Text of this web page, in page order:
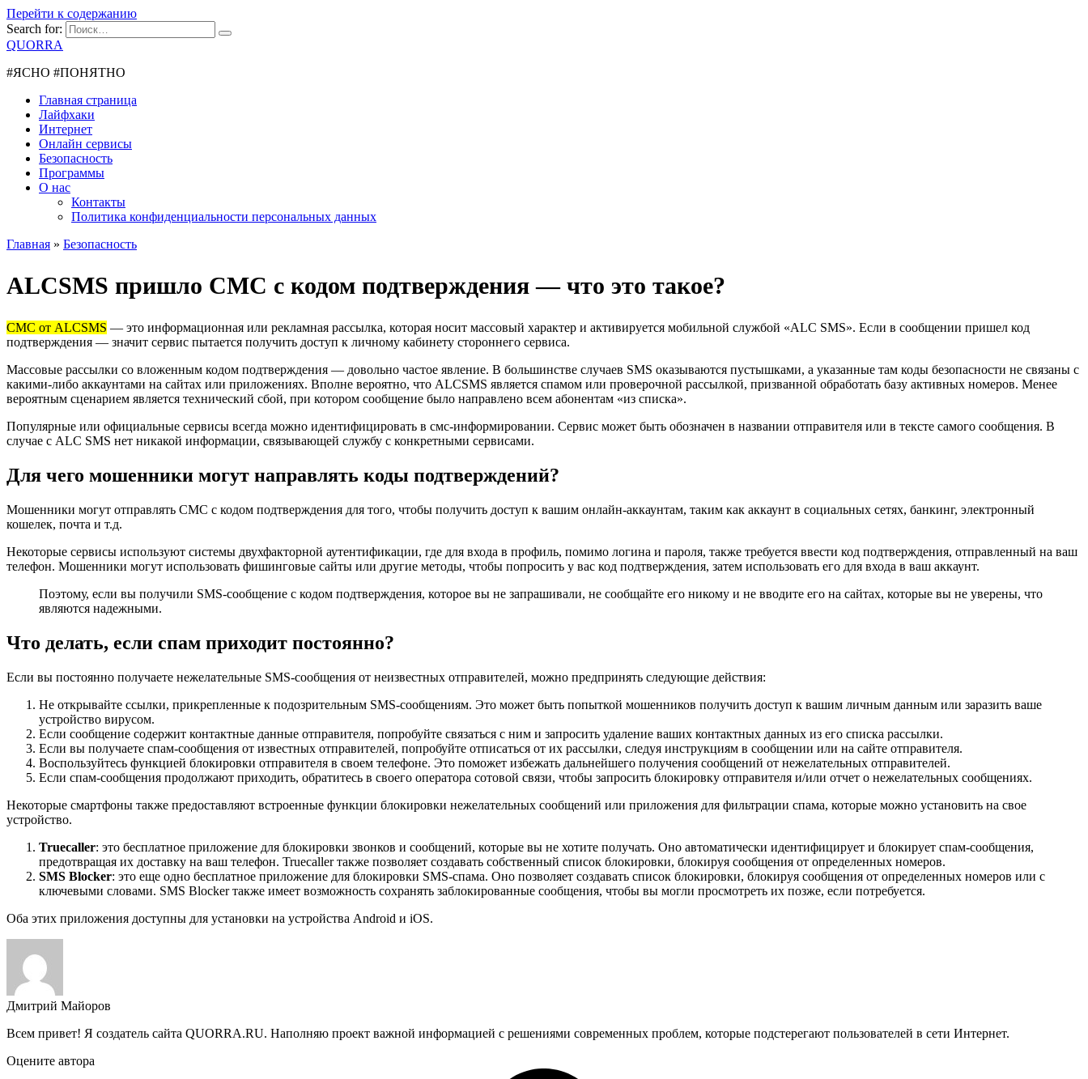
Перейти к содержанию
Search for:
QUORRA
#ЯСНО #ПОНЯТНО
Главная страница
Лайфхаки
Интернет
Онлайн сервисы
Безопасность
Программы
О нас
Контакты
Политика конфиденциальности персональных данных
Главная » Безопасность
ALCSMS пришло СМС с кодом подтверждения — что это такое?
СМС от ALCSMS — это информационная или рекламная рассылка, которая носит массовый характер и активируется мобильной службой «ALC SMS». Если в сообщении пришел код
подтверждения — значит сервис пытается получить доступ к личному кабинету стороннего сервиса.
Массовые рассылки со вложенным кодом подтверждения — довольно частое явление. В большинстве случаев SMS оказываются пустышками, а указанные там коды безопасности не связаны с
какими-либо аккаунтами на сайтах или приложениях. Вполне вероятно, что ALCSMS является спамом или проверочной рассылкой, призванной обработать базу активных номеров. Менее
вероятным сценарием является технический сбой, при котором сообщение было направлено всем абонентам «из списка».
Популярные или официальные сервисы всегда можно идентифицировать в смс-информировании. Сервис может быть обозначен в названии отправителя или в тексте самого сообщения. В
случае с ALC SMS нет никакой информации, связывающей службу с конкретными сервисами.
Для чего мошенники могут направлять коды подтверждений?
Мошенники могут отправлять СМС с кодом подтверждения для того, чтобы получить доступ к вашим онлайн-аккаунтам, таким как аккаунт в социальных сетях, банкинг, электронный
кошелек, почта и т.д.
Некоторые сервисы используют системы двухфакторной аутентификации, где для входа в профиль, помимо логина и пароля, также требуется ввести код подтверждения, отправленный на ваш
телефон. Мошенники могут использовать фишинговые сайты или другие методы, чтобы попросить у вас код подтверждения, затем использовать его для входа в ваш аккаунт.
Поэтому, если вы получили SMS-сообщение с кодом подтверждения, которое вы не запрашивали, не сообщайте его никому и не вводите его на сайтах, которые вы не уверены, что
являются надежными.
Что делать, если спам приходит постоянно?
Если вы постоянно получаете нежелательные SMS-сообщения от неизвестных отправителей, можно предпринять следующие действия:
Не открывайте ссылки, прикрепленные к подозрительным SMS-сообщениям. Это может быть попыткой мошенников получить доступ к вашим личным данным или заразить ваше
устройство вирусом.
Если сообщение содержит контактные данные отправителя, попробуйте связаться с ним и запросить удаление ваших контактных данных из его списка рассылки.
Если вы получаете спам-сообщения от известных отправителей, попробуйте отписаться от их рассылки, следуя инструкциям в сообщении или на сайте отправителя.
Воспользуйтесь функцией блокировки отправителя в своем телефоне. Это поможет избежать дальнейшего получения сообщений от нежелательных отправителей.
Если спам-сообщения продолжают приходить, обратитесь в своего оператора сотовой связи, чтобы запросить блокировку отправителя и/или отчет о нежелательных сообщениях.
Некоторые смартфоны также предоставляют встроенные функции блокировки нежелательных сообщений или приложения для фильтрации спама, которые можно установить на свое
устройство.
Truecaller: это бесплатное приложение для блокировки звонков и сообщений, которые вы не хотите получать. Оно автоматически идентифицирует и блокирует спам-сообщения,
предотвращая их доставку на ваш телефон. Truecaller также позволяет создавать собственный список блокировки, блокируя сообщения от определенных номеров.
SMS Blocker: это еще одно бесплатное приложение для блокировки SMS-спама. Оно позволяет создавать список блокировки, блокируя сообщения от определенных номеров или с
ключевыми словами. SMS Blocker также имеет возможность сохранять заблокированные сообщения, чтобы вы могли просмотреть их позже, если потребуется.
Оба этих приложения доступны для установки на устройства Android и iOS.
Дмитрий Майоров
Всем привет! Я создатель сайта QUORRA.RU. Наполняю проект важной информацией с решениями современных проблем, которые подстерегают пользователей в сети Интернет.
Оцените автора